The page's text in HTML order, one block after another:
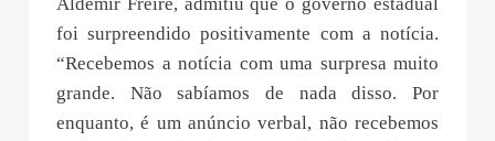
Aldemir Freire, admitiu que o governo estadual
foi surpreendido positivamente com a notícia.
“Recebemos a notícia com uma surpresa muito
grande. Não sabíamos de nada disso. Por
enquanto, é um anúncio verbal, não recebemos